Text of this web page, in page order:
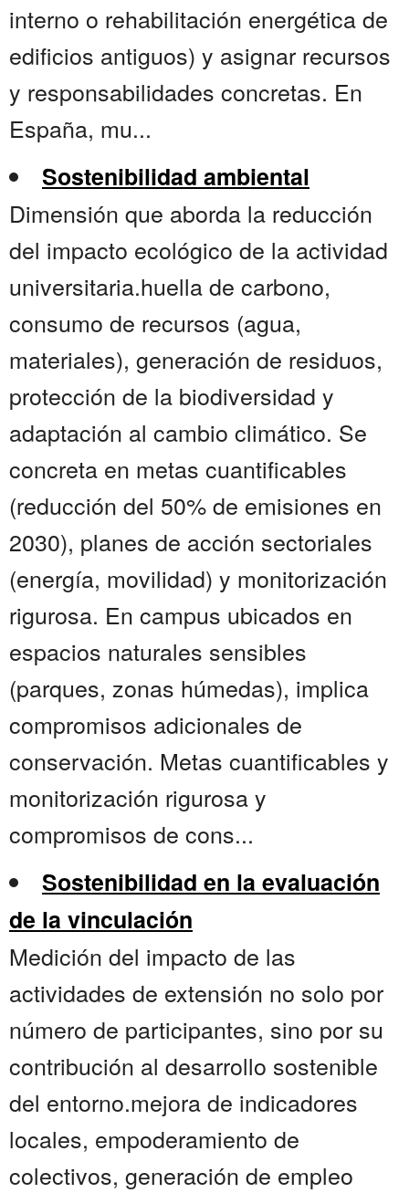
interno o rehabilitación energética de
edificios antiguos) y asignar recursos
y responsabilidades concretas. En
España, mu...
Sostenibilidad ambiental
Dimensión que aborda la reducción
del impacto ecológico de la actividad
universitaria.huella de carbono,
consumo de recursos (agua,
materiales), generación de residuos,
protección de la biodiversidad y
adaptación al cambio climático. Se
concreta en metas cuantificables
(reducción del 50% de emisiones en
2030), planes de acción sectoriales
(energía, movilidad) y monitorización
rigurosa. En campus ubicados en
espacios naturales sensibles
(parques, zonas húmedas), implica
compromisos adicionales de
conservación. Metas cuantificables y
monitorización rigurosa y
compromisos de cons...
Sostenibilidad en la evaluación
de la vinculación
Medición del impacto de las
actividades de extensión no solo por
número de participantes, sino por su
contribución al desarrollo sostenible
del entorno.mejora de indicadores
locales, empoderamiento de
colectivos, generación de empleo